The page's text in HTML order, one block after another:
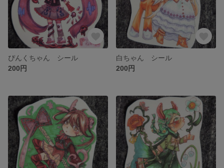
ぴんくちゃん シール
200円
白ちゃん シール
200円